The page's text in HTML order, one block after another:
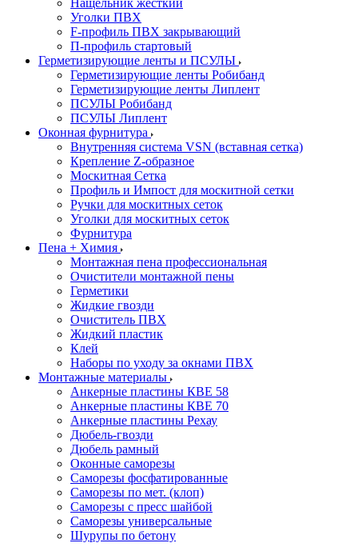
Нащельник жесткий
Уголки ПВХ
F-профиль ПВХ закрывающий
П-профиль стартовый
Герметизирующие ленты и ПСУЛЫ
Герметизирующие ленты Робибанд
Герметизирующие ленты Липлент
ПСУЛЫ Робибанд
ПСУЛЫ Липлент
Оконная фурнитура
Внутренняя система VSN (вставная сетка)
Крепление Z-образное
Москитная Сетка
Профиль и Импост для москитной сетки
Ручки для москитных сеток
Уголки для москитных сеток
Фурнитура
Пена + Химия
Монтажная пена профессиональная
Очистители монтажной пены
Герметики
Жидкие гвозди
Очиститель ПВХ
Жидкий пластик
Клей
Наборы по уходу за окнами ПВХ
Монтажные материалы
Анкерные пластины КВЕ 58
Анкерные пластины КВЕ 70
Анкерные пластины Рехау
Дюбель-гвозди
Дюбель рамный
Оконные саморезы
Саморезы фосфатированные
Саморезы по мет. (клоп)
Саморезы с пресс шайбой
Саморезы универсальные
Шурупы по бетону